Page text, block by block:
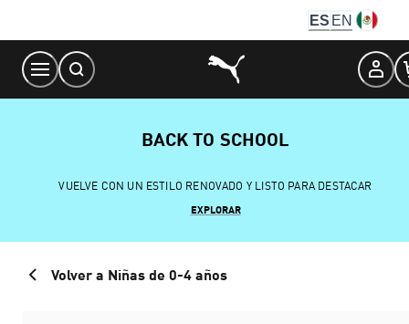
Content
ES EN
BACK TO SCHOOL
VUELVE CON UN ESTILO RENOVADO Y LISTO PARA DESTACAR
EXPLORAR
Volver a Niñas de 0-4 años